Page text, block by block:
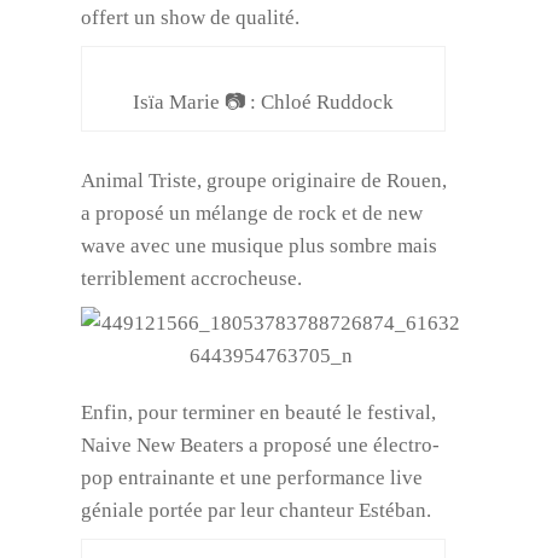
offert un show de qualité.
Isïa Marie 📷 : Chloé Ruddock
Animal Triste, groupe originaire de Rouen,
a proposé un mélange de rock et de new
wave avec une musique plus sombre mais
terriblement accrocheuse.
Enfin, pour terminer en beauté le festival,
Naive New Beaters a proposé une électro-
pop entrainante et une performance live
géniale portée par leur chanteur Estéban.